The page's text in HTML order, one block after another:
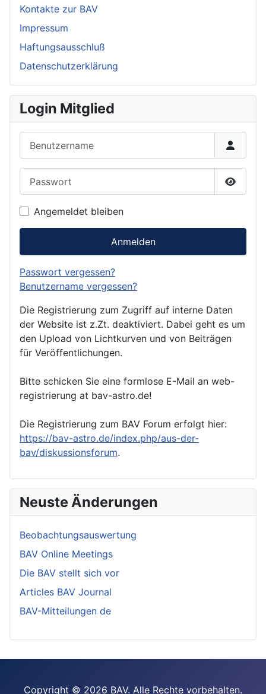
Kontakte zur BAV
Impressum
Haftungsausschluß
Datenschutzerklärung
Login Mitglied
Angemeldet bleiben
Anmelden
Passwort vergessen?
Benutzername vergessen?
Die Registrierung zum Zugriff auf interne Daten
der Website ist z.Zt. deaktiviert. Dabei geht es um
den Upload von Lichtkurven und von Beiträgen
für Veröffentlichungen.
Bitte schicken Sie eine formlose E-Mail an web-
registrierung at bav-astro.de!
Die Registrierung zum BAV Forum erfolgt hier:
https://bav-astro.de/index.php/aus-der-
bav/diskussionsforum.
Neuste Änderungen
Beobachtungsauswertung
BAV Online Meetings
Die BAV stellt sich vor
Articles BAV Journal
BAV-Mitteilungen de
Copyright © 2026 BAV. Alle Rechte vorbehalten.